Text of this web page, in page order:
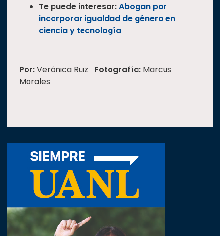
Te puede interesar:Abogan por
incorporar igualdad de género en
ciencia y tecnología
Por:Verónica Ruiz Fotografía: Marcus
Morales